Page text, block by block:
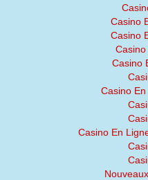
Casino
Casino
Casino
Casino
Casino En